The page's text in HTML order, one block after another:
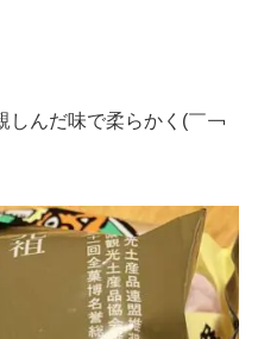
しんだ味で柔らかく(￣￢